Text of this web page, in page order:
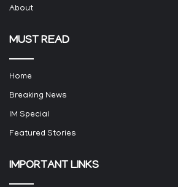
About
MUST READ
Home
Breaking News
IM Special
Featured Stories
IMPORTANT LINKS